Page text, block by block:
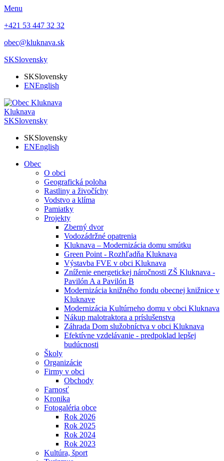
Menu
+421 53 447 32 32
obec@kluknava.sk
SKSlovensky
SKSlovensky
ENEnglish
Kluknava
SKSlovensky
SKSlovensky
ENEnglish
Obec
O obci
Geografická poloha
Rastliny a živočíchy
Vodstvo a klíma
Pamiatky
Projekty
Zberný dvor
Vodozádržné opatrenia
Kluknava – Modernizácia domu smútku
Green Point - Rozhľadňa Kluknava
Výstavba FVE v obci Kluknava
Zníženie energetickej náročnosti ZŠ Kluknava -
Pavilón A a Pavilón B
Modernizácia knižného fondu obecnej knižnice v
Kluknave
Modernizácia Kultúrneho domu v obci Kluknava
Nákup malotraktora a príslušenstva
Záhrada Dom služobníctva v obci Kluknava
Efektívne vzdelávanie - predpoklad lepšej
budúcnosti
Školy
Organizácie
Firmy v obci
Obchody
Farnosť
Kronika
Fotogaléria obce
Rok 2026
Rok 2025
Rok 2024
Rok 2023
Kultúra, šport